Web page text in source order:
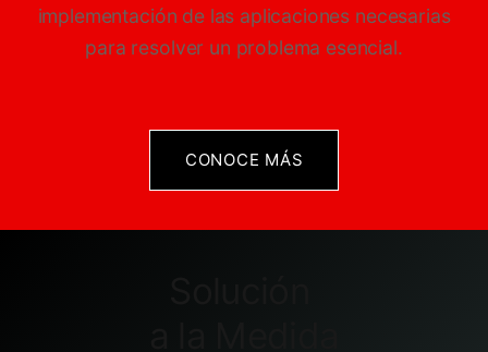
implementación de las aplicaciones necesarias
para resolver un problema esencial.
CONOCE ​​MÁS